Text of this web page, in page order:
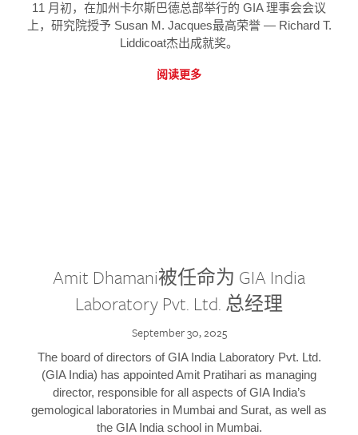
11 月初，在加州卡尔斯巴德总部举行的 GIA 理事会会议
上，研究院授予 Susan M. Jacques最高荣誉 — Richard T.
Liddicoat杰出成就奖。
阅读更多
Amit Dhamani被任命为 GIA India
Laboratory Pvt. Ltd. 总经理
September 30, 2025
The board of directors of GIA India Laboratory Pvt. Ltd.
(GIA India) has appointed Amit Pratihari as managing
director, responsible for all aspects of GIA India’s
gemological laboratories in Mumbai and Surat, as well as
the GIA India school in Mumbai.